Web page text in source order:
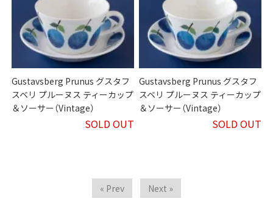
Gustavsberg Prunus グスタフ
スベリ プルーヌス ティーカップ
＆ソーサー（Vintage）
SOLD OUT
Gustavsberg Prunus グスタフ
スベリ プルーヌス ティーカップ
＆ソーサー（Vintage）
SOLD OUT
« Prev
Next »